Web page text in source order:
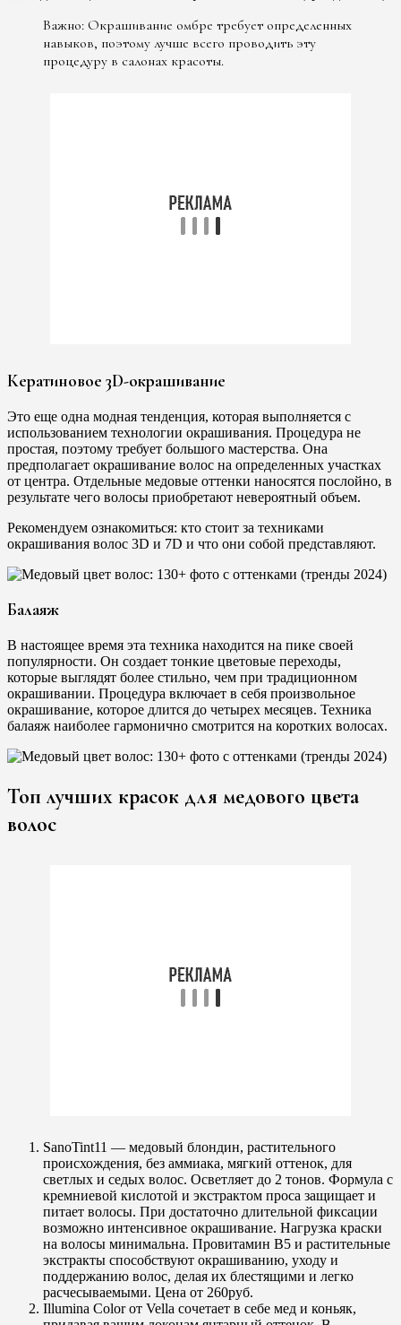
Важно: Окрашивание омбре требует определенных
навыков, поэтому лучше всего проводить эту
процедуру в салонах красоты.
Кератиновое 3D-окрашивание
Это еще одна модная тенденция, которая выполняется с
использованием технологии окрашивания. Процедура не
простая, поэтому требует большого мастерства. Она
предполагает окрашивание волос на определенных участках
от центра. Отдельные медовые оттенки наносятся послойно, в
результате чего волосы приобретают невероятный объем.
Рекомендуем ознакомиться: кто стоит за техниками
окрашивания волос 3D и 7D и что они собой представляют.
Балаяж
В настоящее время эта техника находится на пике своей
популярности. Он создает тонкие цветовые переходы,
которые выглядят более стильно, чем при традиционном
окрашивании. Процедура включает в себя произвольное
окрашивание, которое длится до четырех месяцев. Техника
балаяж наиболее гармонично смотрится на коротких волосах.
Топ лучших красок для медового цвета
волос
SanoTint11 — медовый блондин, растительного
происхождения, без аммиака, мягкий оттенок, для
светлых и седых волос. Осветляет до 2 тонов. Формула с
кремниевой кислотой и экстрактом проса защищает и
питает волосы. При достаточно длительной фиксации
возможно интенсивное окрашивание. Нагрузка краски
на волосы минимальна. Провитамин В5 и растительные
экстракты способствуют окрашиванию, уходу и
поддержанию волос, делая их блестящими и легко
расчесываемыми. Цена от 260руб.
Illumina Color от Vella сочетает в себе мед и коньяк,